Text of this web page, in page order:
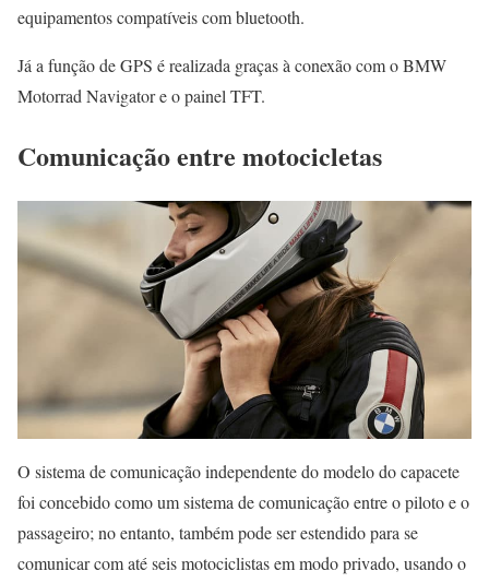
equipamentos compatíveis com bluetooth.
Já a função de GPS é realizada graças à conexão com o BMW
Motorrad Navigator e o painel TFT.
Comunicação entre motocicletas
O sistema de comunicação independente do modelo do capacete
foi concebido como um sistema de comunicação entre o piloto e o
passageiro; no entanto, também pode ser estendido para se
comunicar com até seis motociclistas em modo privado, usando o